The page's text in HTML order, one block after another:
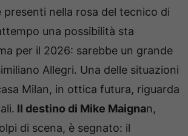
presenti nella rosa del tecnico di
una possibilità sta
per il 2026: sarebbe un grande
Allegri. Una delle situazioni
Milan, in ottica futura, riguarda
Il destino di Mike Maignan,
di scena, è segnato: il